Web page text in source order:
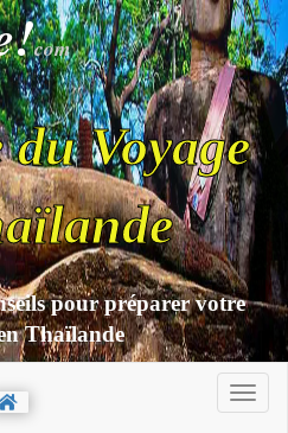
com
Voyage
pour préparer votre
Thaïlande